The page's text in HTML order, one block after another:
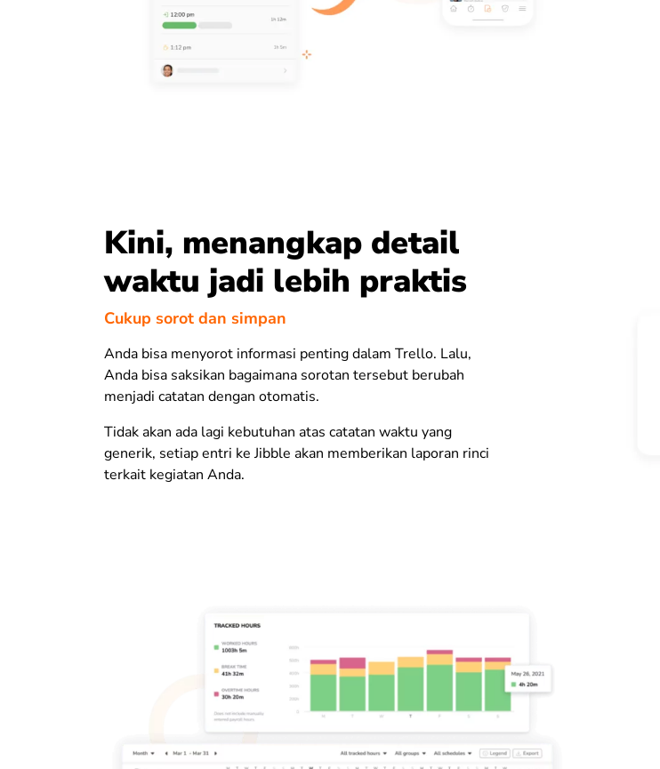
Kini, menangkap detail
waktu jadi lebih praktis
Cukup sorot dan simpan
Anda bisa menyorot informasi penting dalam Trello. Lalu,
Anda bisa saksikan bagaimana sorotan tersebut berubah
menjadi catatan dengan otomatis.
Tidak akan ada lagi kebutuhan atas catatan waktu yang
generik, setiap entri ke Jibble akan memberikan laporan rinci
terkait kegiatan Anda.